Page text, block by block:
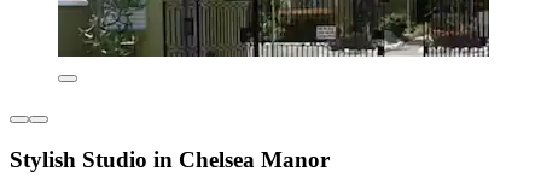
Stylish Studio in Chelsea Manor